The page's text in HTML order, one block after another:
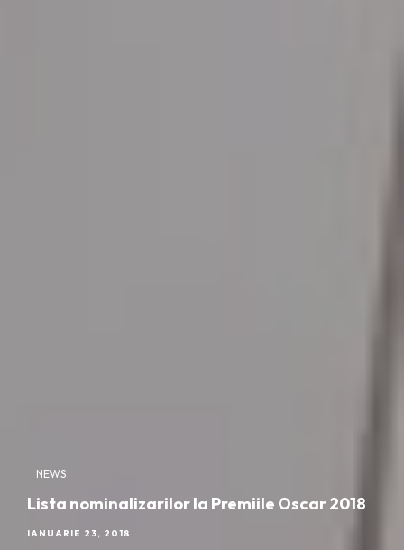
NEWS
Lista nominalizarilor la Premiile Oscar 2018
IANUARIE 23, 2018